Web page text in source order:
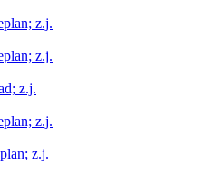
z.j.
z.j.
z.j.
z.j.
z.j.